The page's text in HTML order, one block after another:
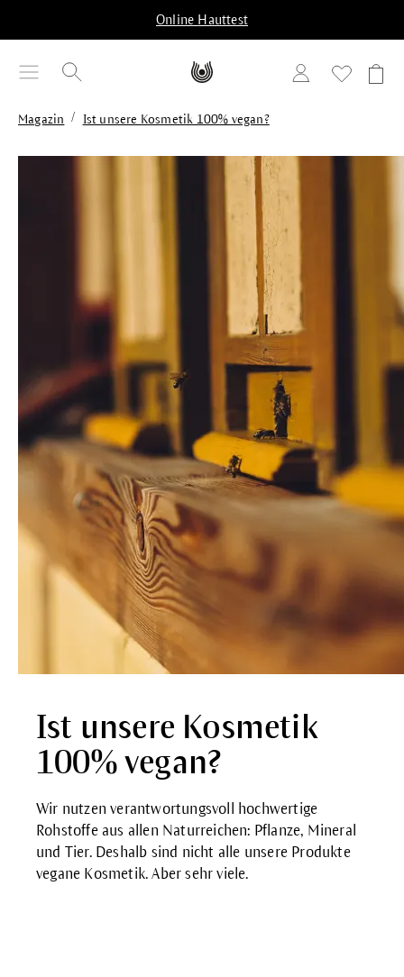
Online Hauttest
Magazin / Ist unsere Kosmetik 100% vegan?
Ist unsere Kosmetik
100% vegan?
Wir nutzen verantwortungsvoll hochwertige
Rohstoffe aus allen Naturreichen: Pflanze, Mineral
und Tier. Deshalb sind nicht alle unsere Produkte
vegane Kosmetik. Aber sehr viele.